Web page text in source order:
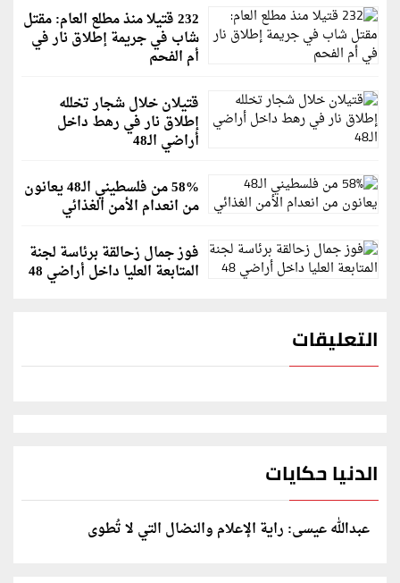
232 قتيلا منذ مطلع العام: مقتل
شاب في جريمة إطلاق نار في
أم الفحم
قتيلان خلال شجار تخلله
إطلاق نار في رهط داخل
أراضي الـ48
58% من فلسطيني الـ48 يعانون
من انعدام الأمن الغذائي
فوز جمال زحالقة برئاسة لجنة
المتابعة العليا داخل أراضي 48
التعليقات
الدنيا حكايات
عبدالله عيسى: راية الإعلام والنضال التي لا تُطوى